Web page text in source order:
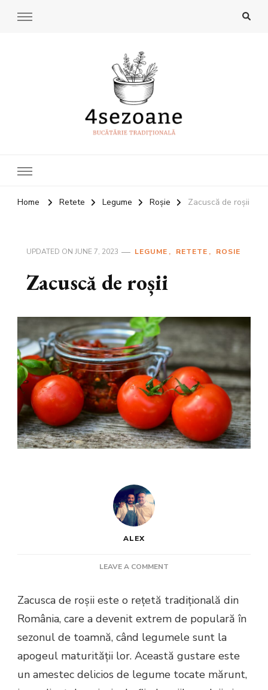
Home Retete Legume Roșie Zacuscă de roșii
UPDATED ON JUNE 7, 2023 LEGUME RETETE ROSIE
Zacuscă de roșii
ALEX
LEAVE A COMMENT
ROȘII
Zacusca de roșii este o rețetă tradițională din
România, care a devenit extrem de populară în
sezonul de toamnă, când legumele sunt la
apogeul maturității lor. Această gustare este
un amestec delicios de legume tocate mărunt,